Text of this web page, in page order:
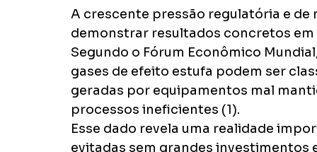
A crescente pressão regulatória e
demonstrar resultados concretos
Segundo o Fórum Econômico
gases de efeito estufa podem ser
geradas por equipamentos mal
processos ineficientes (1).
Esse dado revela uma realidade
evitadas sem grandes investimentos